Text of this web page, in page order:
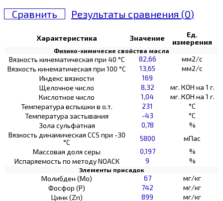
Сравнить Результаты сравнения (0)
Характеристика Значение
Ед.
измерения
Физико-химичесие свойства масла
Вязкость кинематическая при 40 °С 82,66
мм2/с
Вязкость кинематическая при 100 °С
13,65
мм2/с
Индекс вязкости
169
Щелочное число
8,32
мг. КОН на 1 г.
Кислотное число
1,04
мг. КОН на 1 г.
Температура вспышки в о.т.
231
°C
Температура застывания
-43
°C
Зола сульфатная
0,78
%
Вязкость динамическая CCS при -30
°С
5800
мПас
Массовая доля серы
0,197
%
Испаряемость по методу NOACK
9 %
Элементы присадок
Молибден (Мо) 67
мг/кг
Фосфор (Р)
742
мг/кг
Цинк (Zn)
899
мг/кг